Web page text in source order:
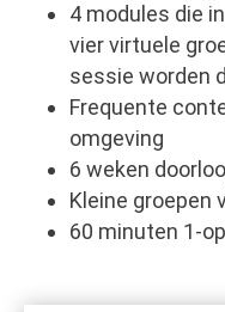
4 modules die
vier virtuele
sessie worden
Frequente
omgeving
6 weken
Kleine groepen
60 minuten 1-